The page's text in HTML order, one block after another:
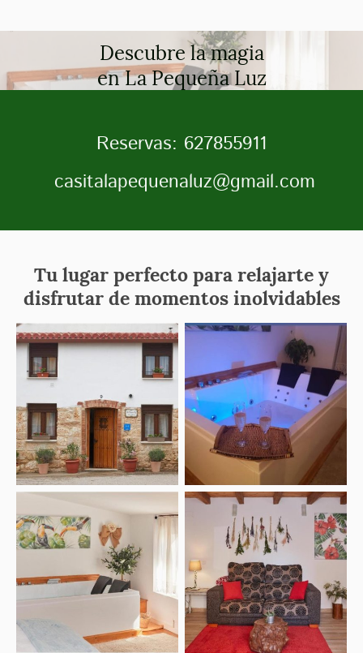
Descubre la magia
en La Pequeña Luz
Reservas: 627855911
casitalapequenaluz@gmail.com
Tu lugar perfecto para relajarte y
disfrutar de momentos inolvidables